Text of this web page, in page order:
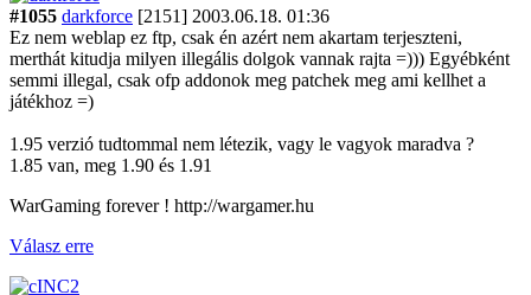
#1055 darkforce [2151] 2003.06.18. 01:36
Ez nem weblap ez ftp, csak én azért nem akartam terjeszteni,
merthát kitudja milyen illegális dolgok vannak rajta =))) Egyébként
semmi illegal, csak ofp addonok meg patchek meg ami kellhet a
játékhoz =)
1.95 verzió tudtommal nem létezik, vagy le vagyok maradva ?
1.85 van, meg 1.90 és 1.91
WarGaming forever ! http://wargamer.hu
Válasz erre